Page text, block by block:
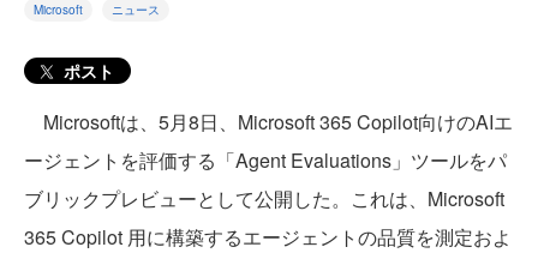
Microsoft ニュース
ポスト
Microsoftは、5月8日、Microsoft 365 Copilot向けのAIエ
ージェントを評価する「Agent Evaluations」ツールをパ
ブリックプレビューとして公開した。これは、Microsoft
365 Copilot 用に構築するエージェントの品質を測定およ